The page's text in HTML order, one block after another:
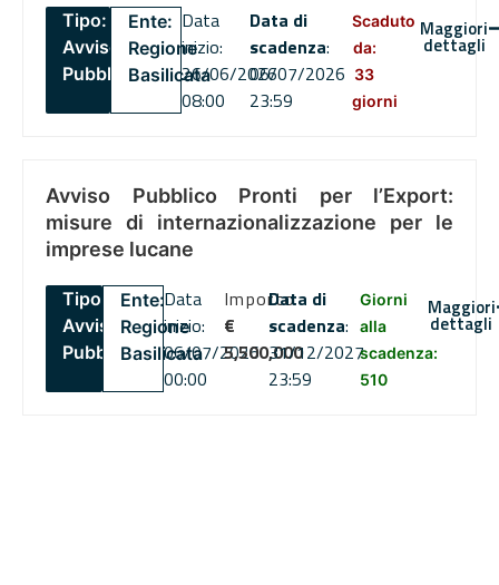
Tipo:
Avviso
Pubblico
Ente:
Regione
Basilicata
Data
inizio:
26/06/2026
08:00
Data di
scadenza:
06/07/2026
23:59
Scaduto
da:
33
giorni
Maggiori
dettagli
Avviso Pubblico Pronti per l’Export:
misure di internazionalizzazione per le
imprese lucane
Tipo:
Avviso
Pubblico
Ente:
Regione
Basilicata
Data
inizio:
06/07/2026
00:00
Importo
€
5,500,000
Data di
scadenza:
31/12/2027
23:59
Giorni
alla
scadenza:
510
Maggiori
dettagli